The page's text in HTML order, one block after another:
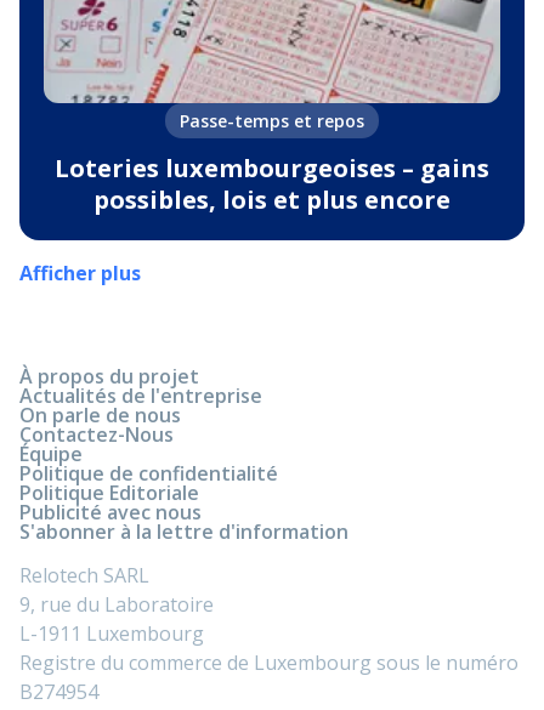
Passe-temps et repos
Loteries luxembourgeoises – gains
possibles, lois et plus encore
Afficher plus
À propos du projet
Actualités de l'entreprise
On parle de nous
Contactez-Nous
Équipe
Politique de confidentialité
Politique Editoriale
Publicité avec nous
S'abonner à la lettre d'information
Relotech SARL
9, rue du Laboratoire
L-1911 Luxembourg
Registre du commerce de Luxembourg sous le numéro
B274954